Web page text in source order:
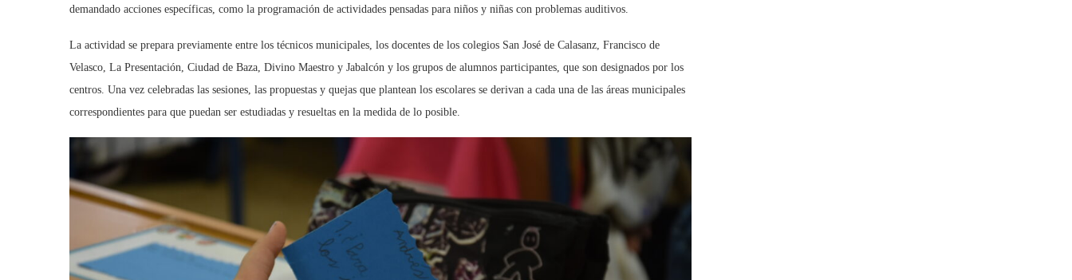
demandado acciones específicas, como la programación de actividades pensadas para niños y niñas con problemas auditivos.
La actividad se prepara previamente entre los técnicos municipales, los docentes de los colegios San José de Calasanz, Francisco de
Velasco, La Presentación, Ciudad de Baza, Divino Maestro y Jabalcón y los grupos de alumnos participantes, que son designados por los
centros. Una vez celebradas las sesiones, las propuestas y quejas que plantean los escolares se derivan a cada una de las áreas municipales
correspondientes para que puedan ser estudiadas y resueltas en la medida de lo posible.